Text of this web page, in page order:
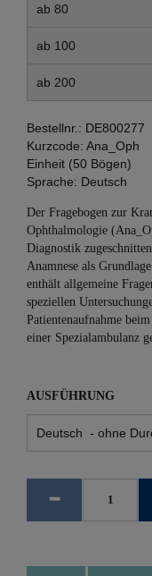
ab 80
ab 100
ab 200
Bestellnr.: DE800277
Kurzcode: Ana_Oph
Einheit (50 Bögen)
Sprache: Deutsch
Der Fragebogen zur
Ophthalmologie
Diagnostik
Anamnese als
enthält allgemeine
speziellen
Patientenaufnahme
einer Spezialambulanz
AUSFÜHRUNG